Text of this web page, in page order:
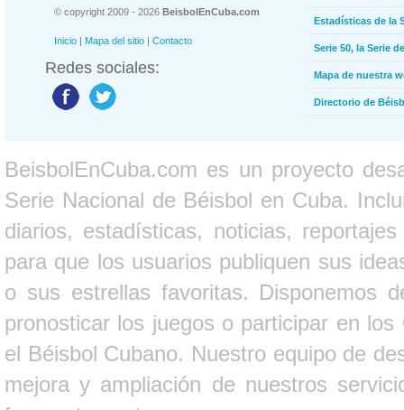
© copyright 2009 - 2026 BeisbolEnCuba.com
Inicio | Mapa del sitio | Contacto
Redes sociales:
Estadísticas de la
Serie 50, la Serie
Mapa de nuestra
Directorio de
BeisbolEnCuba.com es un proyecto
Serie Nacional de Béisbol en Cuba.
diarios, estadísticas, noticias,
para que los usuarios publiquen sus
o sus estrellas favoritas. Disponemos
pronosticar los juegos o participar en
el Béisbol Cubano. Nuestro equipo de
mejora y ampliación de nuestros